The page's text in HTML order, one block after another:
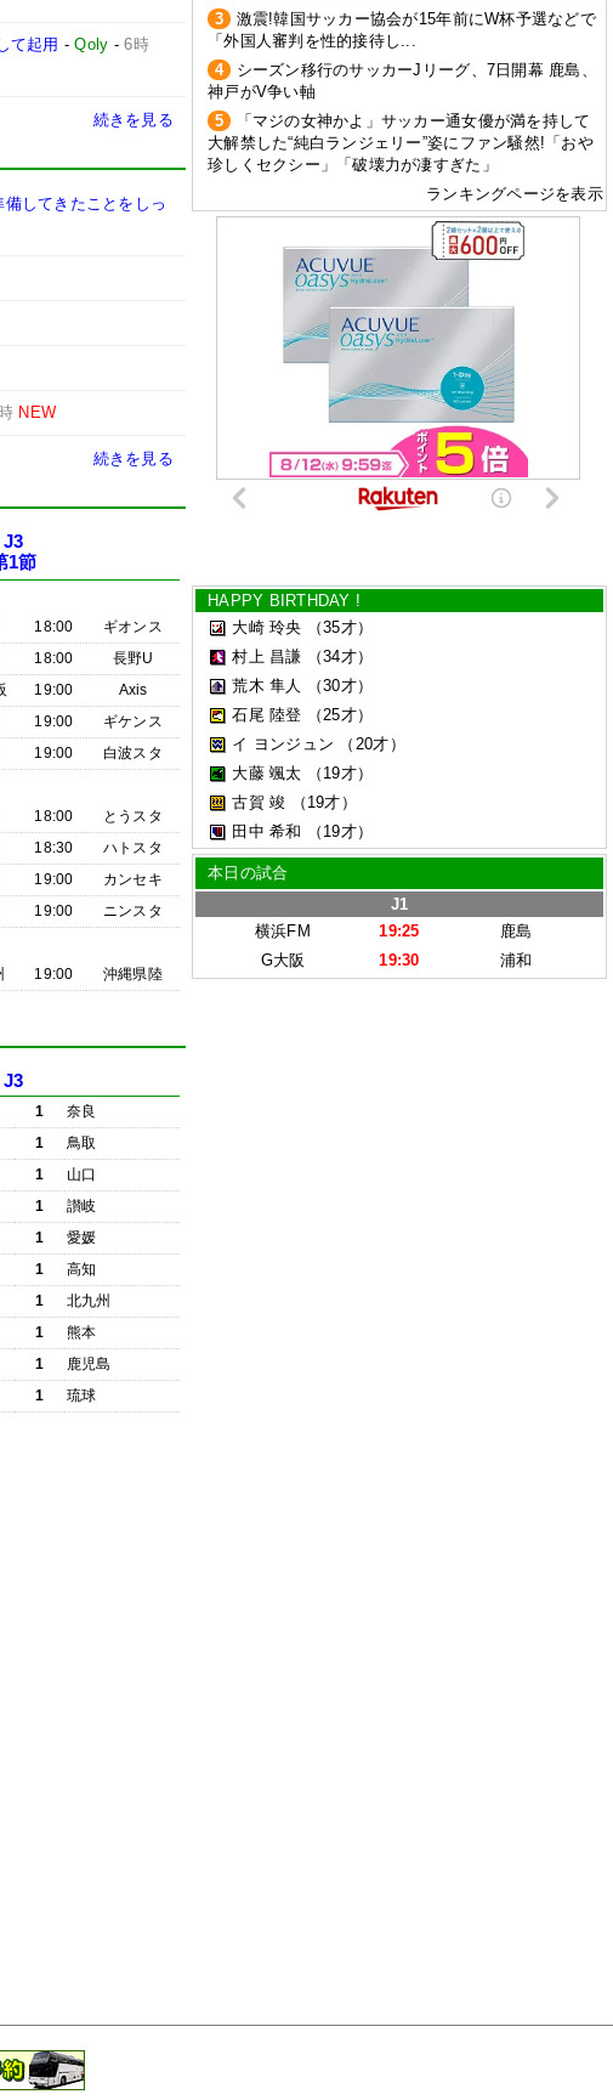
て起用 -Qoly -6時
続きを見る
してきたことをしっ
NEW
続きを見る
J3
1節
18:00
ギオンス
18:00
長野U
19:00
Axis
19:00
ギケンス
19:00
白波スタ
18:00
とうスタ
18:30
ハトスタ
19:00
カンセキ
19:00
ニンスタ
19:00 沖縄県陸
J3
1
奈良
1
鳥取
1
山口
1
讃岐
1
愛媛
1
高知
1
北九州
1
熊本
1
鹿児島
1 琉球
3
激震!韓国サッカー協会が15年前にW杯予選などで
「外国人審判を性的接待し...
4
シーズン移行のサッカーJリーグ、7日開幕 鹿島、
神戸がV争い軸
5
「マジの女神かよ」サッカー通女優が満を持して
大解禁した“純白ランジェリー”姿にファン騒然!「おや
珍しくセクシー」「破壊力が凄すぎた」
ランキングページを表示
HAPPY BIRTHDAY !
大崎 玲央
（35才）
村上 昌謙
（34才）
荒木 隼人
（30才）
石尾 陸登
（25才）
イ ヨンジュン
（20才）
大藤 颯太
（19才）
古賀 竣
（19才）
田中 希和
（19才）
本日の試合
J1
横浜FM
19:25
鹿島
G大阪
19:30 浦和